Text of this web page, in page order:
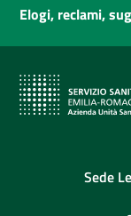
Elogi, reclami,
Sede